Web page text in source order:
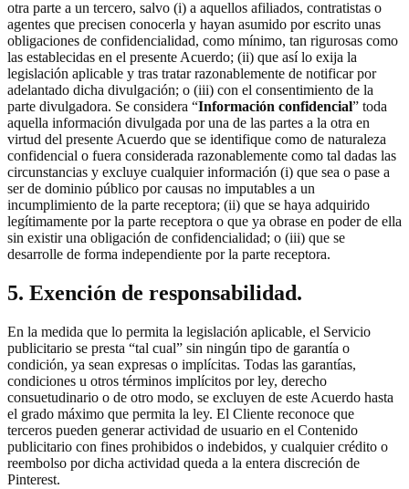
otra parte a un tercero, salvo (i) a aquellos afiliados, contratistas o
agentes que precisen conocerla y hayan asumido por escrito unas
obligaciones de confidencialidad, como mínimo, tan rigurosas como
las establecidas en el presente Acuerdo; (ii) que así lo exija la
legislación aplicable y tras tratar razonablemente de notificar por
adelantado dicha divulgación; o (iii) con el consentimiento de la
parte divulgadora. Se considera “Información confidencial” toda
aquella información divulgada por una de las partes a la otra en
virtud del presente Acuerdo que se identifique como de naturaleza
confidencial o fuera considerada razonablemente como tal dadas las
circunstancias y excluye cualquier información (i) que sea o pase a
ser de dominio público por causas no imputables a un
incumplimiento de la parte receptora; (ii) que se haya adquirido
legítimamente por la parte receptora o que ya obrase en poder de ella
sin existir una obligación de confidencialidad; o (iii) que se
desarrolle de forma independiente por la parte receptora.
5. Exención de responsabilidad.
En la medida que lo permita la legislación aplicable, el Servicio
publicitario se presta “tal cual” sin ningún tipo de garantía o
condición, ya sean expresas o implícitas. Todas las garantías,
condiciones u otros términos implícitos por ley, derecho
consuetudinario o de otro modo, se excluyen de este Acuerdo hasta
el grado máximo que permita la ley. El Cliente reconoce que
terceros pueden generar actividad de usuario en el Contenido
publicitario con fines prohibidos o indebidos, y cualquier crédito o
reembolso por dicha actividad queda a la entera discreción de
Pinterest.